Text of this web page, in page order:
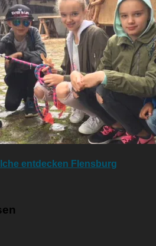
entdecken Flensburg